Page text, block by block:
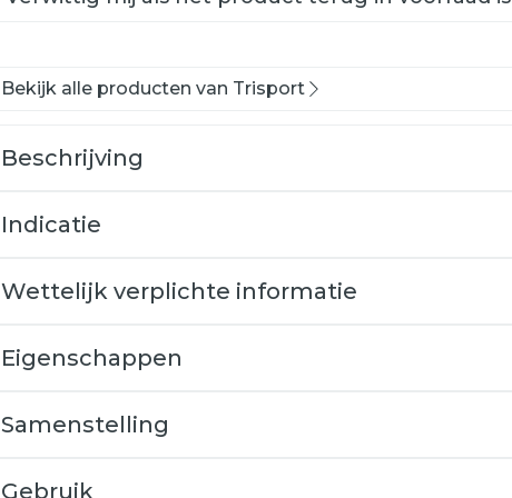
Bekijk alle producten van Trisport
Beschrijving
Indicatie
Wettelijk verplichte informatie
Eigenschappen
Samenstelling
Gebruik